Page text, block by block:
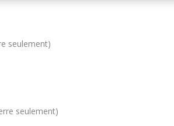
seulement)
seulement)